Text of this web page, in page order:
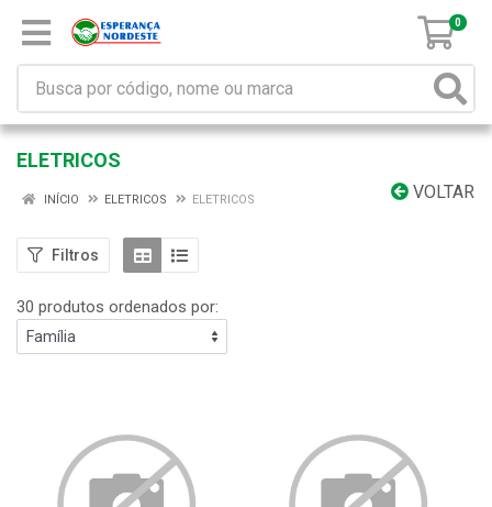
0
ELETRICOS
VOLTAR
INÍCIO ELETRICOS ELETRICOS
Filtros
30 produtos ordenados por: